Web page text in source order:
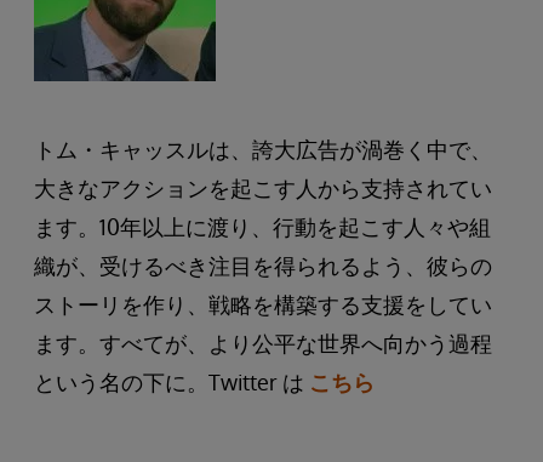
トム・キャッスルは、誇大広告が渦巻く中で、
大きなアクションを起こす人から支持されてい
ます。10年以上に渡り、行動を起こす人々や組
織が、受けるべき注目を得られるよう、彼らの
ストーリを作り、戦略を構築する支援をしてい
ます。すべてが、より公平な世界へ向かう過程
という名の下に。Twitter は こちら